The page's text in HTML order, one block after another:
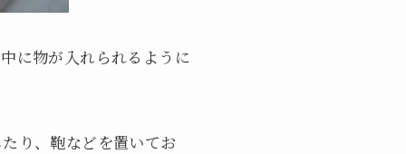
に物が入れられるように
り、鞄などを置いてお